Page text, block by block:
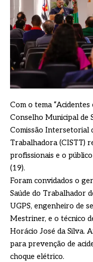
Com o tema
Conselho Municipal de
Comissão Intersetorial
Trabalhadora (CISTT)
profissionais e o
(19).
Foram convidados o
Saúde do Trabalhador
UGPS, engenheiro de
Mestriner, e o técnico
Horácio José da Silva.
para prevenção de
choque elétrico.